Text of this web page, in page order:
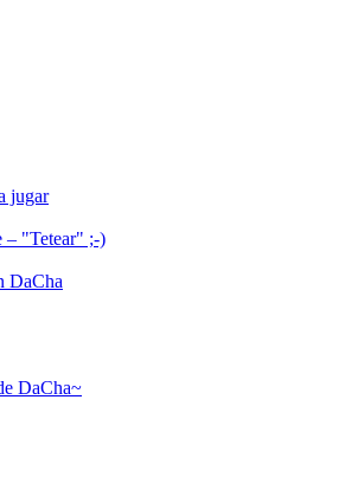
jugar
– "Tetear" ;-)
DaCha
DaCha~